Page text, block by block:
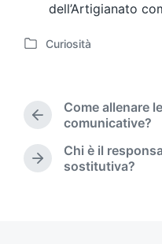
dell’Artigianato
P
e
n
Curiosità
P
e
v
Come allenare
comunicative?
N
Chi è il
sostitutiva?